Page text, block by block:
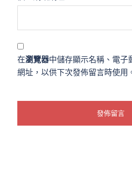
在瀏覽器中儲存顯示名稱、電子
網址，以供下次發佈留言時使用